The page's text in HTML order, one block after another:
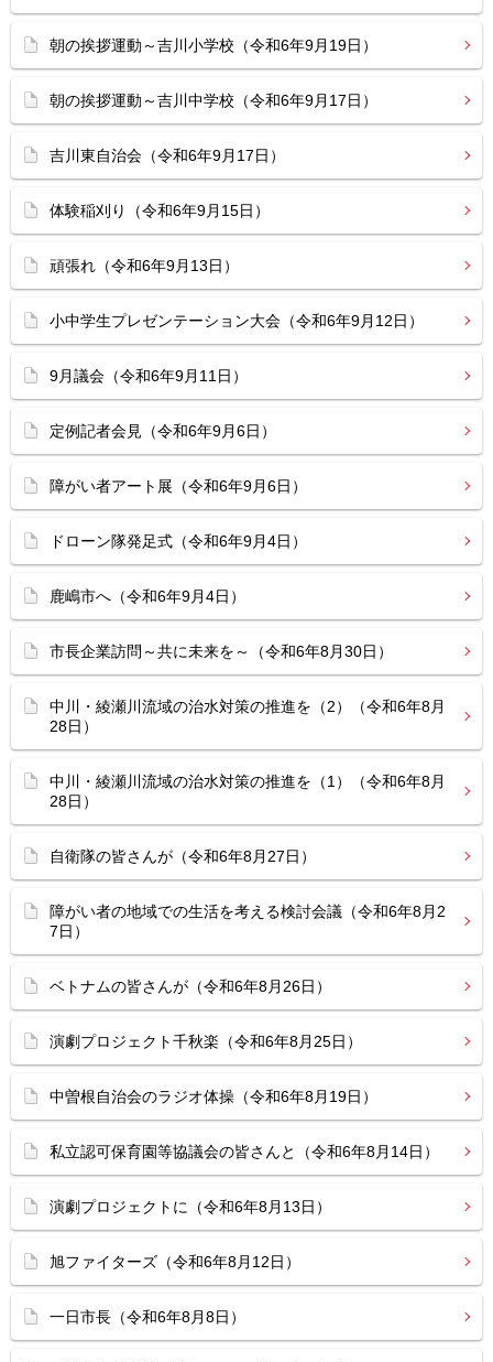
朝の挨拶運動～吉川小学校（令和6年9月19日）
朝の挨拶運動～吉川中学校（令和6年9月17日）
吉川東自治会（令和6年9月17日）
体験稲刈り（令和6年9月15日）
頑張れ（令和6年9月13日）
小中学生プレゼンテーション大会（令和6年9月12日）
9月議会（令和6年9月11日）
定例記者会見（令和6年9月6日）
障がい者アート展（令和6年9月6日）
ドローン隊発足式（令和6年9月4日）
鹿嶋市へ（令和6年9月4日）
市長企業訪問～共に未来を～（令和6年8月30日）
中川・綾瀬川流域の治水対策の推進を（2）（令和6年8月
28日）
中川・綾瀬川流域の治水対策の推進を（1）（令和6年8月
28日）
自衛隊の皆さんが（令和6年8月27日）
障がい者の地域での生活を考える検討会議（令和6年8月2
7日）
ベトナムの皆さんが（令和6年8月26日）
演劇プロジェクト千秋楽（令和6年8月25日）
中曽根自治会のラジオ体操（令和6年8月19日）
私立認可保育園等協議会の皆さんと（令和6年8月14日）
演劇プロジェクトに（令和6年8月13日）
旭ファイターズ（令和6年8月12日）
一日市長（令和6年8月8日）